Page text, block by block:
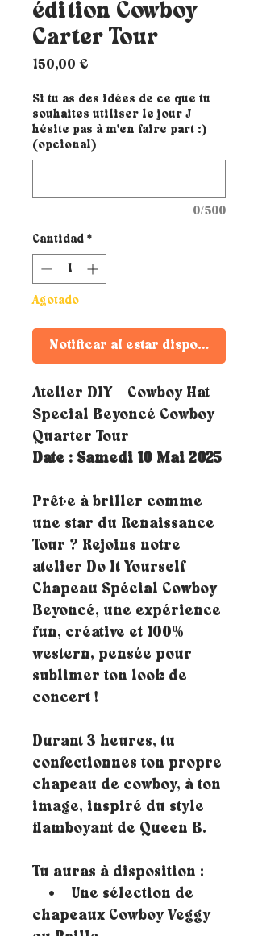
édition Cowboy
Carter Tour
150,00 €
Si tu as des idées de ce que tu
souhaites utiliser le jour J
hésite pas à m'en faire part :)
(opcional)
0/500
Cantidad *
Agotado
Notificar al estar disponible
Atelier DIY – Cowboy Hat
Special Beyoncé Cowboy
Quarter Tour
Date : Samedi 10 Mai 2025
Prêt·e à briller comme
une star du Renaissance
Tour ? Rejoins notre
atelier Do It Yourself
Chapeau Spécial Cowboy
Beyoncé, une expérience
fun, créative et 100%
western, pensée pour
sublimer ton look de
concert !
Durant 3 heures, tu
confectionnes ton propre
chapeau de cowboy, à ton
image, inspiré du style
flamboyant de Queen B.
Tu auras à disposition :
• Une sélection de
chapeaux Cowboy Veggy